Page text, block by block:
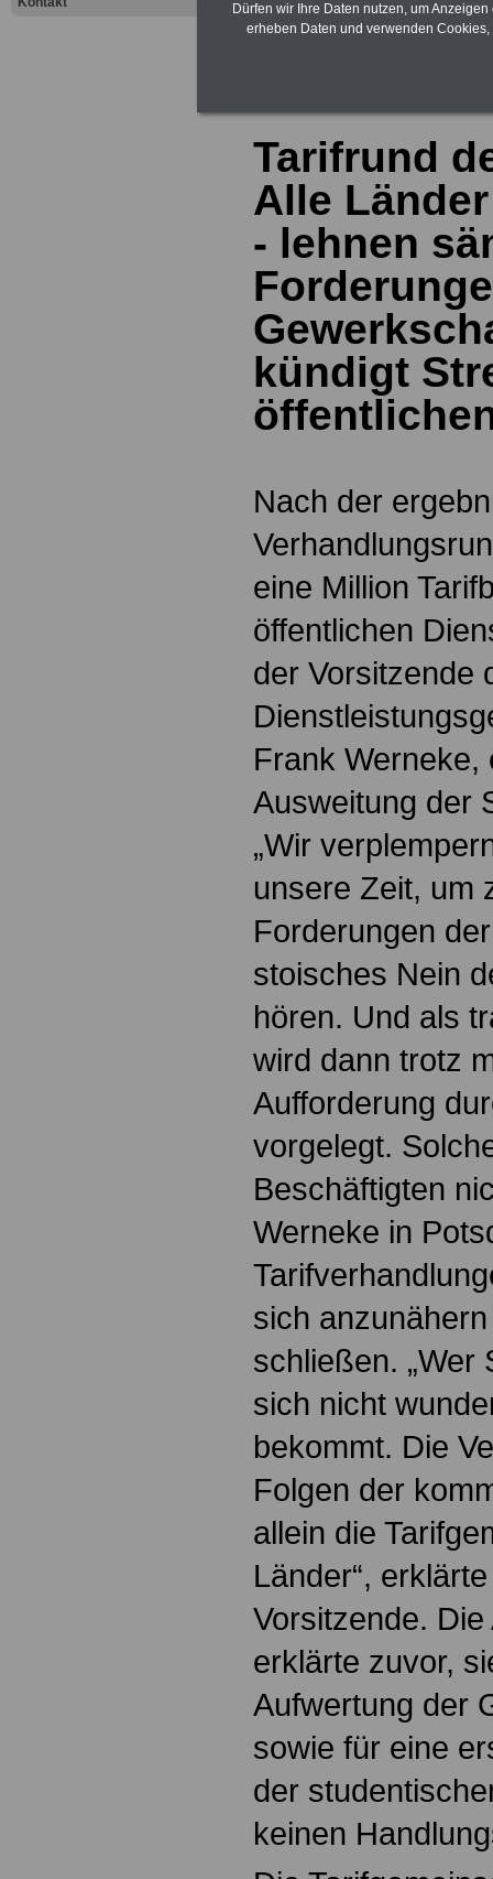
Zur Übersicht
Tarifrund
Alle
- lehnen
kündigt
Nach der
eine Million
öffentlichen
der Vorsitzende
Frank Werneke,
Ausweitung der
„Wir
unsere Zeit, um
Forderungen
stoisches Nein
hören. Und als
wird dann trotz
Aufforderung
vorgelegt.
Beschäftigten
Werneke in
sich
schließen. „Wer
sich nicht
bekommt. Die
Folgen der
allein die
Länder“,
Vorsitzende.
erklärte zuvor,
Aufwertung der
sowie für eine
der
keinen
Dürfen wir Ihre Daten nutzen, um
erheben Daten und verwenden